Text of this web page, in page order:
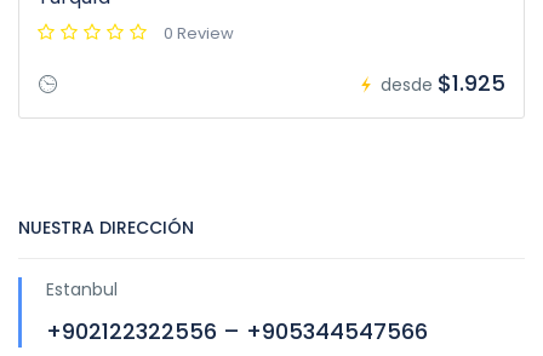
0 Review
desde $1.925
NUESTRA DIRECCIÓN
Estanbul
+902122322556 – +905344547566